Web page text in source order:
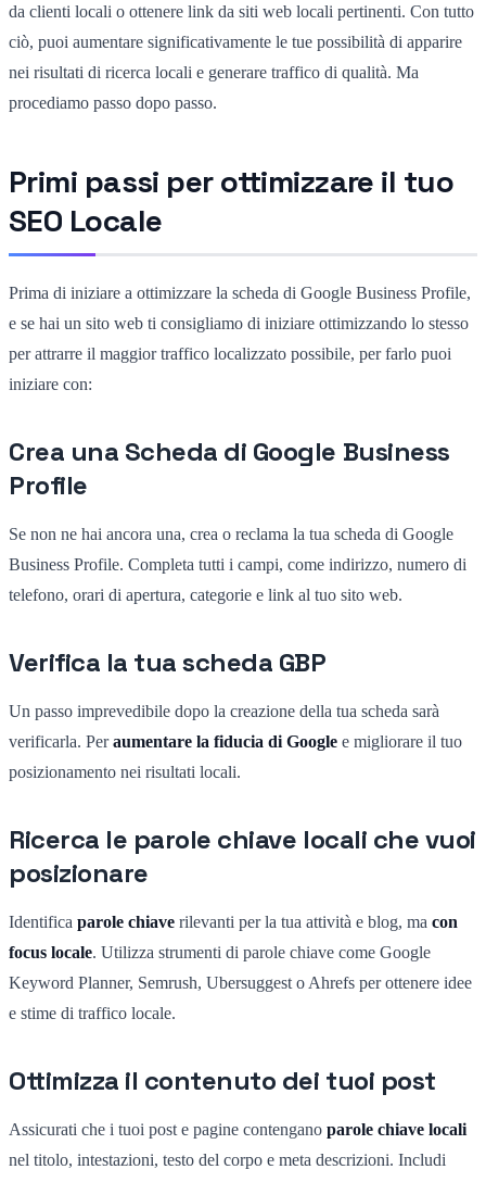
da clienti locali o ottenere link da siti web locali pertinenti. Con tutto
ciò, puoi aumentare significativamente le tue possibilità di apparire
nei risultati di ricerca locali e generare traffico di qualità. Ma
procediamo passo dopo passo.
Primi passi per ottimizzare il tuo
SEO Locale
Prima di iniziare a ottimizzare la scheda di Google Business Profile,
e se hai un sito web ti consigliamo di iniziare ottimizzando lo stesso
per attrarre il maggior traffico localizzato possibile, per farlo puoi
iniziare con:
Crea una Scheda di Google Business
Profile
Se non ne hai ancora una, crea o reclama la tua scheda di Google
Business Profile. Completa tutti i campi, come indirizzo, numero di
telefono, orari di apertura, categorie e link al tuo sito web.
Verifica la tua scheda GBP
Un passo imprevedibile dopo la creazione della tua scheda sarà
verificarla. Peraumentare la fiducia di Google e migliorare il tuo
posizionamento nei risultati locali.
Ricerca le parole chiave locali che vuoi
posizionare
Identifica parole chiave rilevanti per la tua attività e blog, ma con
focus locale. Utilizza strumenti di parole chiave come Google
Keyword Planner, Semrush, Ubersuggest o Ahrefs per ottenere idee
e stime di traffico locale.
Ottimizza il contenuto dei tuoi post
Assicurati che i tuoi post e pagine contengano parole chiave locali
nel titolo, intestazioni, testo del corpo e meta descrizioni. Includi